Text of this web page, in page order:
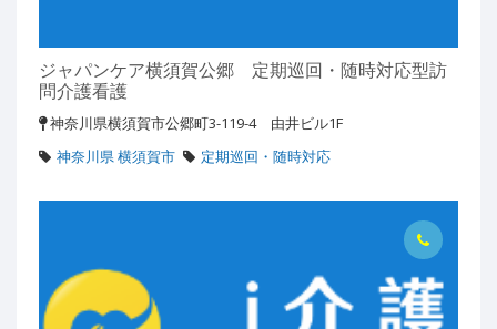
ジャパンケア横須賀公郷 定期巡回・随時対応型訪
問介護看護
神奈川県横須賀市公郷町3-119-4 由井ビル1F
神奈川県 横須賀市
定期巡回・随時対応